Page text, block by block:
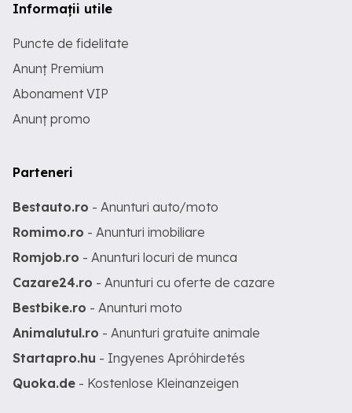
Informații utile
Puncte de fidelitate
Anunț Premium
Abonament VIP
Anunț promo
Parteneri
Bestauto.ro - Anunturi auto/moto
Romimo.ro - Anunturi imobiliare
Romjob.ro - Anunturi locuri de munca
Cazare24.ro - Anunturi cu oferte de cazare
Bestbike.ro - Anunturi moto
Animalutul.ro - Anunturi gratuite animale
Startapro.hu - Ingyenes Apróhirdetés
Quoka.de - Kostenlose Kleinanzeigen